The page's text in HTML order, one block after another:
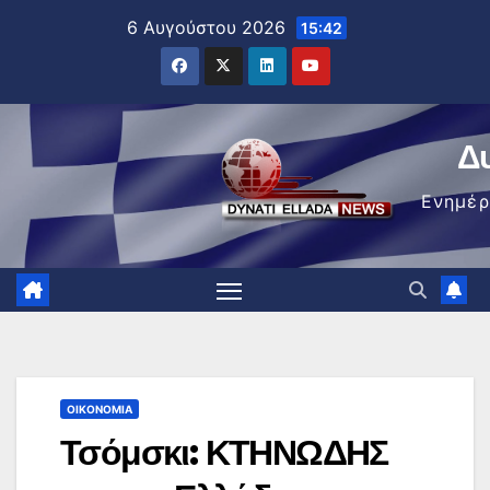
6 Αυγούστου 2026 15:42
ΟΙΚΟΝΟΜΊΑ
Τσόμσκι: ΚΤΗΝΩΔΗΣ